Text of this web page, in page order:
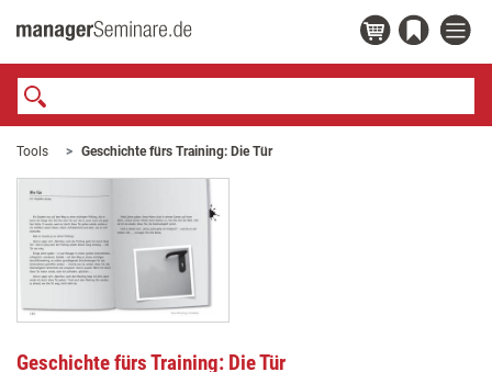
Tools Geschichte fürs Training: Die Tür
Geschichte fürs Training: Die Tür